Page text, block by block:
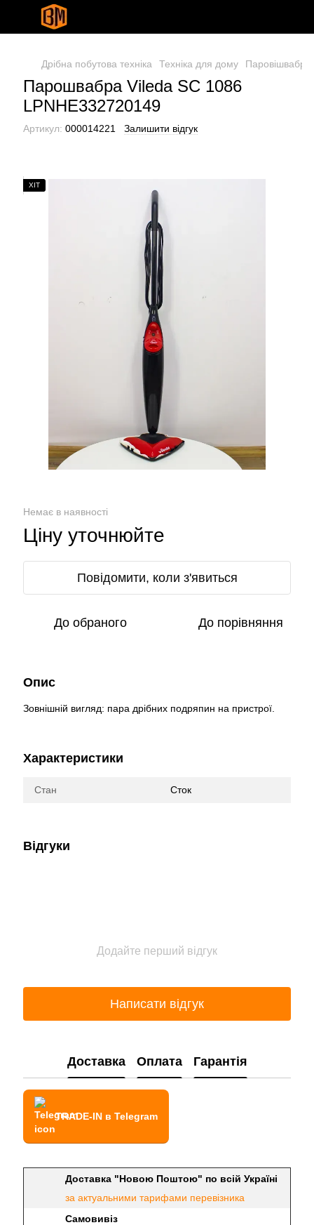
Дрібна побутова техніка Техніка для дому Паровішвабри
Парошвабра Vileda SC 1086
LPNHE332720149
Артикул: 000014221 Залишити відгук
ХІТ
Немає в наявності
Ціну уточнюйте
Повідомити, коли з'явиться
До обраного До порівняння
Опис
Зовнішній вигляд: пара дрібних подряпин на пристрої.
Характеристики
Стан Сток
Відгуки
Додайте перший відгук
Написати відгук
Доставка Оплата Гарантія
TRADE-IN в Telegram
Доставка "Новою Поштою" по всій Україні
за актуальними тарифами перевізника
Самовивіз